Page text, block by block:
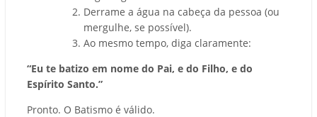
Derrame a água na cabeça da pessoa (ou
mergulhe, se possível).
Ao mesmo tempo, diga claramente:
“Eu te batizo em nome do Pai, e do Filho, e do
Espírito Santo.”
Pronto. O Batismo é válido.